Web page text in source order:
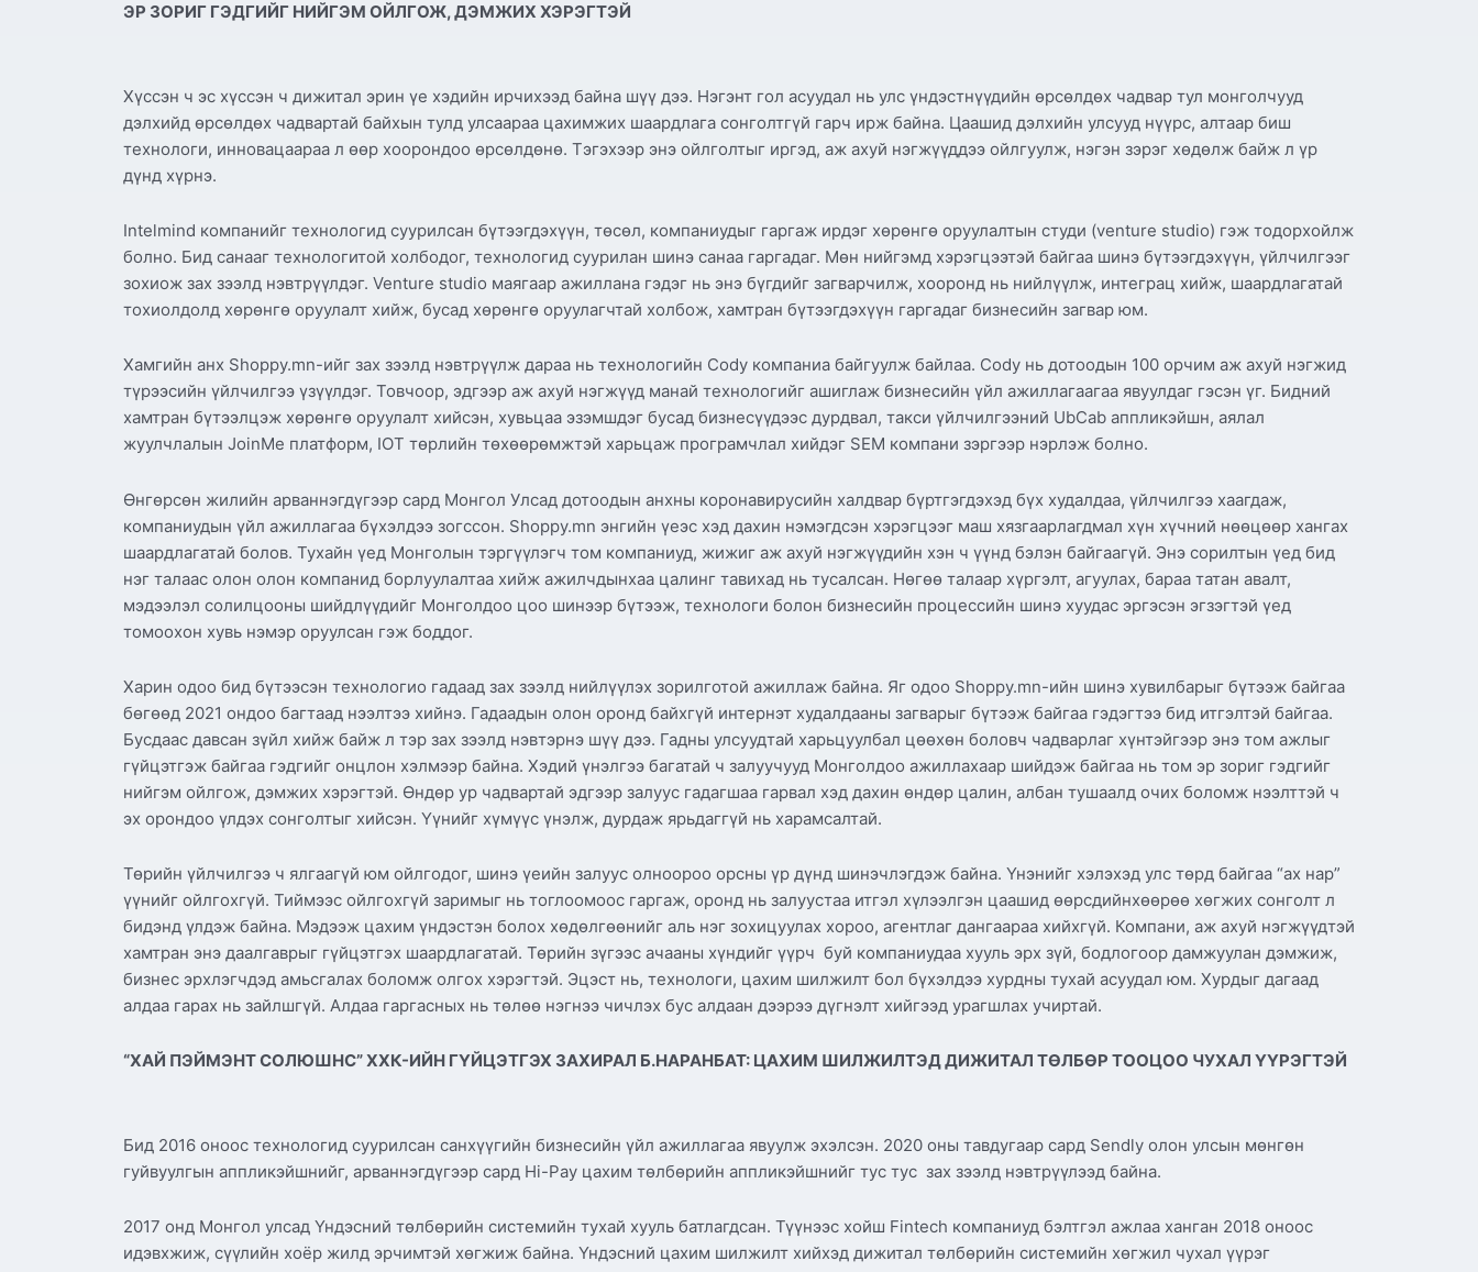
ЭР ЗОРИГ ГЭДГИЙГ НИЙГЭМ ОЙЛГОЖ, ДЭМЖИХ ХЭРЭГТЭЙ
Хүссэн ч эс хүссэн ч дижитал эрин үе хэдийн ирчихээд байна шүү дээ. Нэгэнт гол асуудал нь улс үндэстнүүдийн өрсөлдөх чадвар тул монголчууд
дэлхийд өрсөлдөх чадвартай байхын тулд улсаараа цахимжих шаардлага сонголтгүй гарч ирж байна. Цаашид дэлхийн улсууд нүүрс, алтаар биш
технологи, инновацаараа л өөр хоорондоо өрсөлдөнө. Тэгэхээр энэ ойлголтыг иргэд, аж ахуй нэгжүүддээ ойлгуулж, нэгэн зэрэг хөдөлж байж л үр
дүнд хүрнэ.
Intelmind компанийг технологид суурилсан бүтээгдэхүүн, төсөл, компаниудыг гаргаж ирдэг хөрөнгө оруулалтын студи (venture studio) гэж тодорхойлж
болно. Бид санааг технологитой холбодог, технологид суурилан шинэ санаа гаргадаг. Мөн нийгэмд хэрэгцээтэй байгаа шинэ бүтээгдэхүүн, үйлчилгээг
зохиож зах зээлд нэвтрүүлдэг. Venture studio маягаар ажиллана гэдэг нь энэ бүгдийг загварчилж, хооронд нь нийлүүлж, интеграц хийж, шаардлагатай
тохиолдолд хөрөнгө оруулалт хийж, бусад хөрөнгө оруулагчтай холбож, хамтран бүтээгдэхүүн гаргадаг бизнесийн загвар юм.
Хамгийн анх Shoppy.mn-ийг зах зээлд нэвтрүүлж дараа нь технологийн Cody компаниа байгуулж байлаа. Cody нь дотоодын 100 орчим аж ахуй нэгжид
түрээсийн үйлчилгээ үзүүлдэг. Товчоор, эдгээр аж ахуй нэгжүүд манай технологийг ашиглаж бизнесийн үйл ажиллагаагаа явуулдаг гэсэн үг. Бидний
хамтран бүтээлцэж хөрөнгө оруулалт хийсэн, хувьцаа эзэмшдэг бусад бизнесүүдээс дурдвал, такси үйлчилгээний UbCab аппликэйшн, аялал
жуулчлалын JoinMe платформ, IOT төрлийн төхөөрөмжтэй харьцаж програмчлал хийдэг SEM компани зэргээр нэрлэж болно.
Өнгөрсөн жилийн арваннэгдүгээр сард Монгол Улсад дотоодын анхны коронавирусийн халдвар бүртгэгдэхэд бүх худалдаа, үйлчилгээ хаагдаж,
компаниудын үйл ажиллагаа бүхэлдээ зогссон. Shoppy.mn энгийн үеэс хэд дахин нэмэгдсэн хэрэгцээг маш хязгаарлагдмал хүн хүчний нөөцөөр хангах
шаардлагатай болов. Тухайн үед Монголын тэргүүлэгч том компаниуд, жижиг аж ахуй нэгжүүдийн хэн ч үүнд бэлэн байгаагүй. Энэ сорилтын үед бид
нэг талаас олон олон компанид борлуулалтаа хийж ажилчдынхаа цалинг тавихад нь тусалсан. Нөгөө талаар хүргэлт, агуулах, бараа татан авалт,
мэдээлэл солилцооны шийдлүүдийг Монголдоо цоо шинээр бүтээж, технологи болон бизнесийн процессийн шинэ хуудас эргэсэн эгзэгтэй үед
томоохон хувь нэмэр оруулсан гэж боддог.
Харин одоо бид бүтээсэн технологио гадаад зах зээлд нийлүүлэх зорилготой ажиллаж байна. Яг одоо Shoppy.mn-ийн шинэ хувилбарыг бүтээж байгаа
бөгөөд 2021 ондоо багтаад нээлтээ хийнэ. Гадаадын олон оронд байхгүй интернэт худалдааны загварыг бүтээж байгаа гэдэгтээ бид итгэлтэй байгаа.
Бусдаас давсан зүйл хийж байж л тэр зах зээлд нэвтэрнэ шүү дээ. Гадны улсуудтай харьцуулбал цөөхөн боловч чадварлаг хүнтэйгээр энэ том ажлыг
гүйцэтгэж байгаа гэдгийг онцлон хэлмээр байна. Хэдий үнэлгээ багатай ч залуучууд Монголдоо ажиллахаар шийдэж байгаа нь том эр зориг гэдгийг
нийгэм ойлгож, дэмжих хэрэгтэй. Өндөр ур чадвартай эдгээр залуус гадагшаа гарвал хэд дахин өндөр цалин, албан тушаалд очих боломж нээлттэй ч
эх орондоо үлдэх сонголтыг хийсэн. Үүнийг хүмүүс үнэлж, дурдаж ярьдаггүй нь харамсалтай.
Төрийн үйлчилгээ ч ялгаагүй юм ойлгодог, шинэ үеийн залуус олноороо орсны үр дүнд шинэчлэгдэж байна. Үнэнийг хэлэхэд улс төрд байгаа “ах нар”
үүнийг ойлгохгүй. Тиймээс ойлгохгүй заримыг нь тоглоомоос гаргаж, оронд нь залуустаа итгэл хүлээлгэн цаашид өөрсдийнхөөрөө хөгжих сонголт л
бидэнд үлдэж байна. Мэдээж цахим үндэстэн болох хөдөлгөөнийг аль нэг зохицуулах хороо, агентлаг дангаараа хийхгүй. Компани, аж ахуй нэгжүүдтэй
хамтран энэ даалгаврыг гүйцэтгэх шаардлагатай. Төрийн зүгээс ачааны хүндийг үүрч буй компаниудаа хууль эрх зүй, бодлогоор дамжуулан дэмжиж,
бизнес эрхлэгчдэд амьсгалах боломж олгох хэрэгтэй. Эцэст нь, технологи, цахим шилжилт бол бүхэлдээ хурдны тухай асуудал юм. Хурдыг дагаад
алдаа гарах нь зайлшгүй. Алдаа гаргасных нь төлөө нэгнээ чичлэх бус алдаан дээрээ дүгнэлт хийгээд урагшлах учиртай.
“ХАЙ ПЭЙМЭНТ СОЛЮШНС” ХХК-ИЙН ГҮЙЦЭТГЭХ ЗАХИРАЛ Б.НАРАНБАТ: ЦАХИМ ШИЛЖИЛТЭД ДИЖИТАЛ ТӨЛБӨР ТООЦОО ЧУХАЛ ҮҮРЭГТЭЙ
Бид 2016 оноос технологид суурилсан санхүүгийн бизнесийн үйл ажиллагаа явуулж эхэлсэн. 2020 оны тавдугаар сард Sendly олон улсын мөнгөн
гуйвуулгын аппликэйшнийг, арваннэгдүгээр сард Hi-Pay цахим төлбөрийн аппликэйшнийг тус тус зах зээлд нэвтрүүлээд байна.
2017 онд Монгол улсад Үндэсний төлбөрийн системийн тухай хууль батлагдсан. Түүнээс хойш Fintech компаниуд бэлтгэл ажлаа ханган 2018 оноос
идэвхжиж, сүүлийн хоёр жилд эрчимтэй хөгжиж байна. Үндэсний цахим шилжилт хийхэд дижитал төлбөрийн системийн хөгжил чухал үүрэг